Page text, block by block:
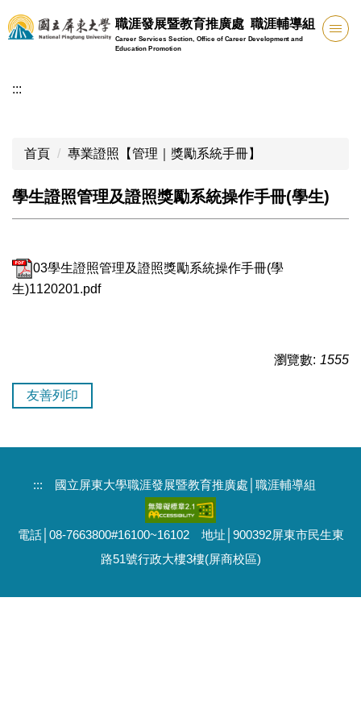
跳
到
內
職涯發展暨教育推廣處 職涯輔導組
Career Services Section, Office of Career Development and
Education Promotion
:::
首頁 專業證照【管理｜獎勵系統手冊】
學生證照管理及證照獎勵系統操作手冊(學生)
03學生證照管理及證照獎勵系統操作手冊(學
生)1120201.pdf
瀏覽數: 1555
友善列印
::: 國立屏東大學職涯發展暨教育推廣處│職涯輔導組
電話│08-7663800#16100~16102 地址│900392屏東市民生東
路51號行政大樓3樓(屏商校區)